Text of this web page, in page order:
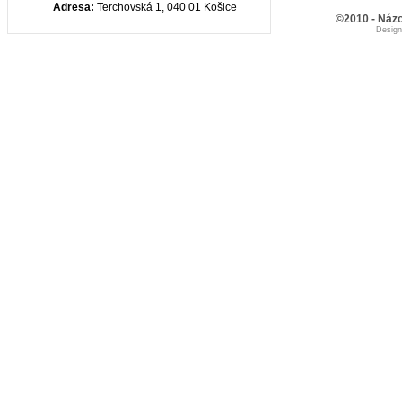
Adresa: Terchovská 1, 040 01 Košice
©2010 -